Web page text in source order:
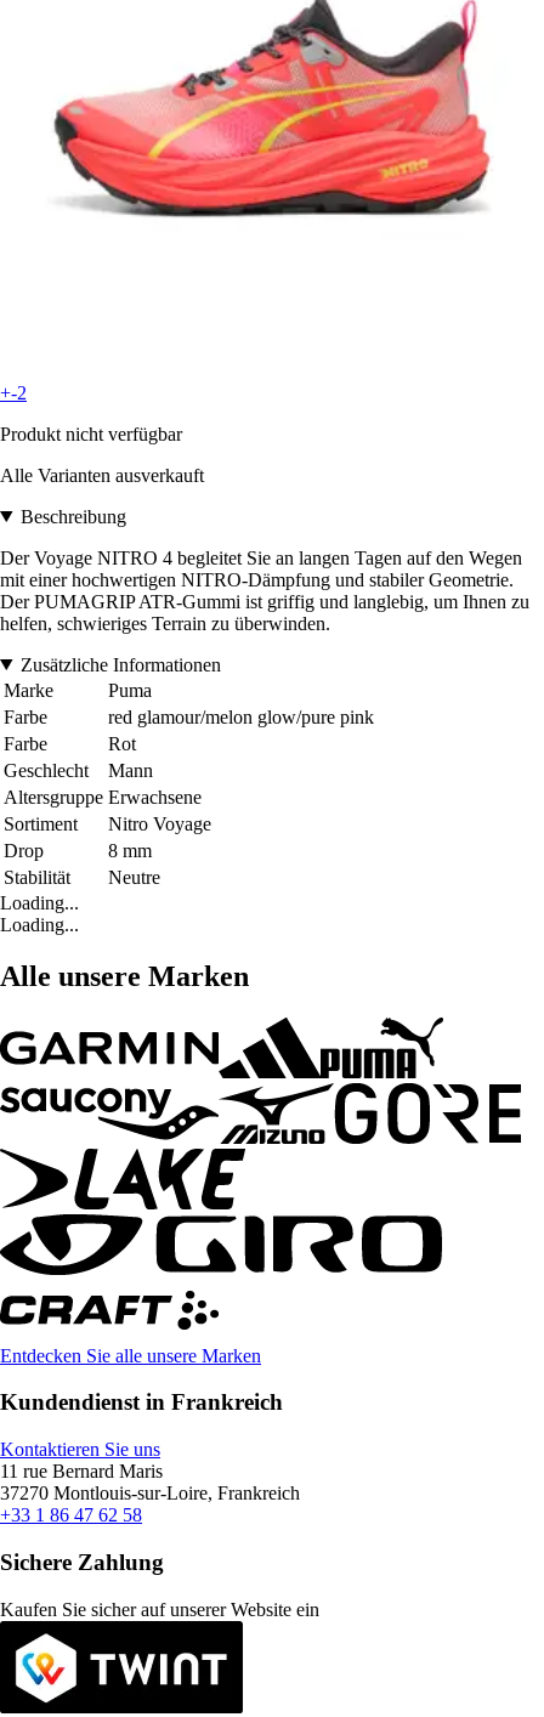
+-2
Produkt nicht verfügbar
Alle Varianten ausverkauft
Beschreibung
Der Voyage NITRO 4 begleitet Sie an langen Tagen auf den Wegen
mit einer hochwertigen NITRO-Dämpfung und stabiler Geometrie.
Der PUMAGRIP ATR-Gummi ist griffig und langlebig, um Ihnen zu
helfen, schwieriges Terrain zu überwinden.
Zusätzliche Informationen
Marke
Puma
Farbe
red glamour/melon glow/pure pink
Farbe
Rot
Geschlecht
Mann
Altersgruppe Erwachsene
Sortiment
Nitro Voyage
Drop
8 mm
Stabilität
Neutre
Loading...
Loading...
Alle unsere Marken
Entdecken Sie alle unsere Marken
Kundendienst in Frankreich
Kontaktieren Sie uns
11 rue Bernard Maris
37270 Montlouis-sur-Loire, Frankreich
+33 1 86 47 62 58
Sichere Zahlung
Kaufen Sie sicher auf unserer Website ein